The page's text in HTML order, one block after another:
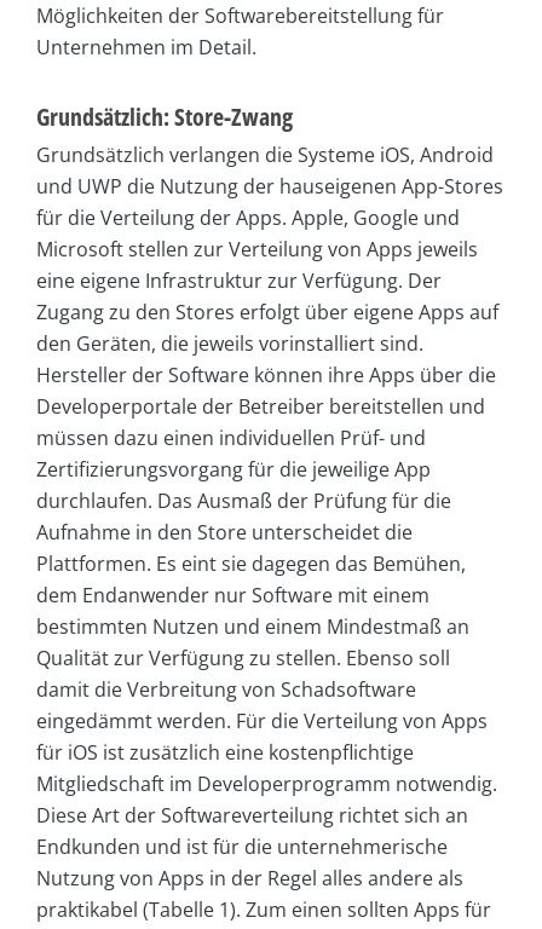
Möglichkeiten der Softwarebereitstellung für
Unternehmen im Detail.
Grundsätzlich: Store-Zwang
Grundsätzlich verlangen die Systeme iOS, Android
und UWP die Nutzung der hauseigenen App-Stores
für die Verteilung der Apps. Apple, Google und
Microsoft stellen zur Verteilung von Apps jeweils
eine eigene Infrastruktur zur Verfügung. Der
Zugang zu den Stores erfolgt über eigene Apps auf
den Geräten, die jeweils vorinstalliert sind.
Hersteller der Software können ihre Apps über die
Developerportale der Betreiber bereitstellen und
müssen dazu einen individuellen Prüf- und
Zertifizierungsvorgang für die jeweilige App
durchlaufen. Das Ausmaß der Prüfung für die
Aufnahme in den Store unterscheidet die
Plattformen. Es eint sie dagegen das Bemühen,
dem Endanwender nur Software mit einem
bestimmten Nutzen und einem Mindestmaß an
Qualität zur Verfügung zu stellen. Ebenso soll
damit die Verbreitung von Schadsoftware
eingedämmt werden. Für die Verteilung von Apps
für iOS ist zusätzlich eine kostenpflichtige
Mitgliedschaft im Developerprogramm notwendig.
Diese Art der Softwareverteilung richtet sich an
Endkunden und ist für die unternehmerische
Nutzung von Apps in der Regel alles andere als
praktikabel (Tabelle 1). Zum einen sollten Apps für